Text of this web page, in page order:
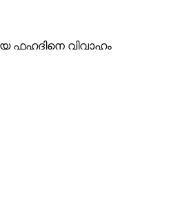
ഫഹദിനെ വിവാഹം